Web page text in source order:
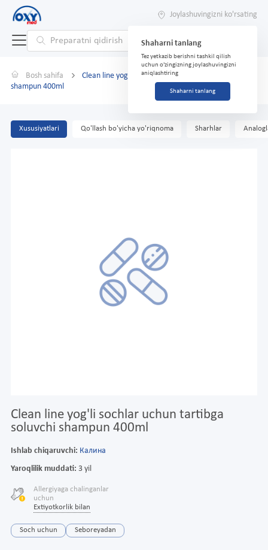
Joylashuvingizni ko'rsating
Shaharni tanlang
Tez yetkazib berishni tashkil qilish
uchun o'zingizning joylashuvingizni
aniqlashtiring
Shaharni tanlang
Bosh sahifa
Clean line yog'li sochlar uchun tartibga soluvchi
shampun 400ml
Xususiyatlari Qo'llash bo'yicha yo'riqnoma Sharhlar
Clean line yog'li sochlar uchun tartibga
soluvchi shampun 400ml
Ishlab chiqaruvchi: Калина
Yaroqlilik muddati: 3 yil
Allergiyaga chalinganlar
uchun
Extiyotkorlik bilan
Soch uchun Seboreyadan